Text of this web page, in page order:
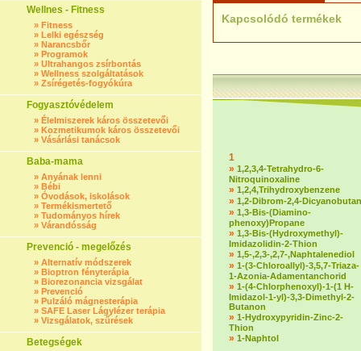
Wellnes - Fitness
» Fitness
» Lelki egészség
» Narancsbőr
» Programok
» Ultrahangos zsírbontás
» Wellness szolgáltatások
» Zsírégetés-fogyókúra
Fogyasztóvédelem
» Élelmiszerek káros összetevői
» Kozmetikumok káros összetevői
» Vásárlási tanácsok
Baba-mama
» Anyának lenni
» Bébi
» Óvodások, iskolások
» Termékismertető
» Tudományos hírek
» Várandósság
Prevenció - megelőzés
» Alternatív módszerek
» Bioptron fényterápia
» Biorezonancia vizsgálat
» Prevenció
» Pulzáló mágnesterápia
» SAFE Laser Lágylézer terápia
» Vizsgálatok, szűrések
Betegségek
Kapcsolódó termékek
1
» 1,2,3,4-Tetrahydro-6-
Nitroquinoxaline
» 1,2,4,Trihydroxybenzene
» 1,2-Dibrom-2,4-Dicyanobutan
» 1,3-Bis-(Diamino-
phenoxy)Propane
» 1,3-Bis-(Hydroxymethyl)-
Imidazolidin-2-Thion
» 1,5-,2,3-,2,7-,Naphtalenediol
» 1-(3-Chloroallyl)-3,5,7-Triaza-
1-Azonia-Adamentanchorid
» 1-(4-Chlorphenoxyl)-1-(1 H-
Imidazol-1-yl)-3,3-Dimethyl-2-
Butanon
» 1-Hydroxypyridin-Zinc-2-
Thion
» 1-Naphtol